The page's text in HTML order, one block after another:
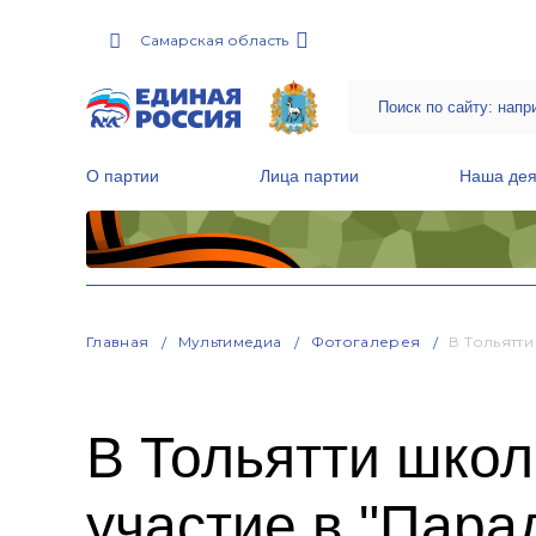
Самарская область
О партии Лица партии Наша
Главная Мультимедиа Фотогалерея В
В Тольятти